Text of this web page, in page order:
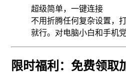
超级简单，一键连接
不用折腾任何复杂设置，
就行。对电脑小白和手机
限时福利：免费领取